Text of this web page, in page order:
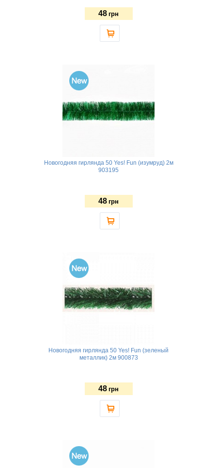
48 грн
Новогодняя гирлянда 50 Yes! Fun (изумруд) 2м
903195
48 грн
Новогодняя гирлянда 50 Yes! Fun (зеленый
металлик) 2м 900873
48 грн